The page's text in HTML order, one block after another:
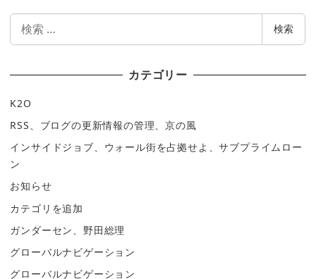
検索
カテゴリー
K2O
RSS、ブログの更新情報の管理、京の風
インサイドジョブ、ウォール街を占拠せよ、サブプライムロー
ン
お知らせ
カテゴリを追加
ガンダーセン、野田総理
グローバルナビゲーション
グローバルナビゲーション